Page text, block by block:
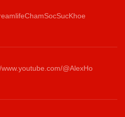
@AlexHo